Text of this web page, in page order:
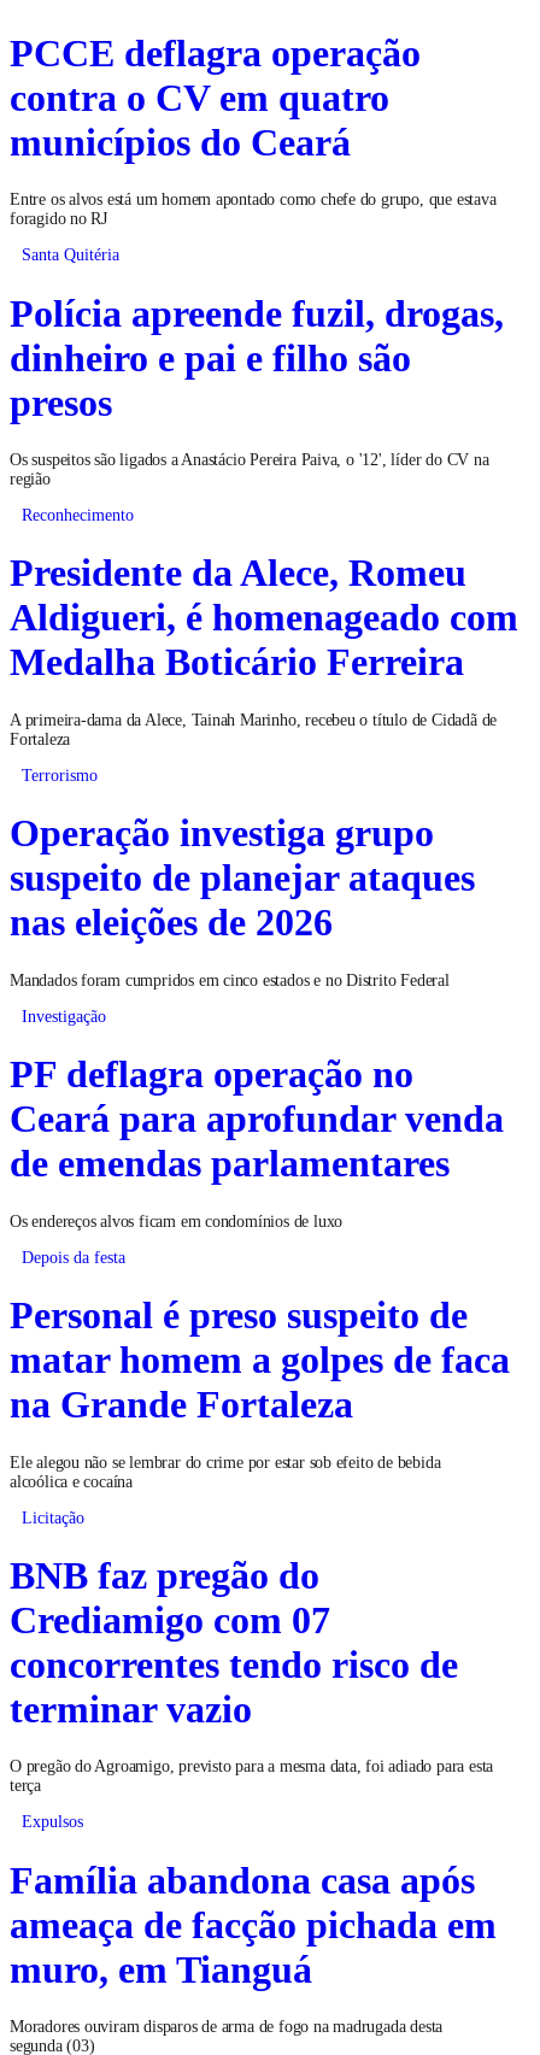
PCCE deflagra operação
contra o CV em quatro
municípios do Ceará
Entre os alvos está um homem apontado como chefe do grupo, que estava
foragido no RJ
Santa Quitéria
Polícia apreende fuzil, drogas,
dinheiro e pai e filho são
presos
Os suspeitos são ligados a Anastácio Pereira Paiva, o '12', líder do CV na
região
Reconhecimento
Presidente da Alece, Romeu
Aldigueri, é homenageado com
Medalha Boticário Ferreira
A primeira-dama da Alece, Tainah Marinho, recebeu o título de Cidadã de
Fortaleza
Terrorismo
Operação investiga grupo
suspeito de planejar ataques
nas eleições de 2026
Mandados foram cumpridos em cinco estados e no Distrito Federal
Investigação
PF deflagra operação no
Ceará para aprofundar venda
de emendas parlamentares
Os endereços alvos ficam em condomínios de luxo
Depois da festa
Personal é preso suspeito de
matar homem a golpes de faca
na Grande Fortaleza
Ele alegou não se lembrar do crime por estar sob efeito de bebida
alcoólica e cocaína
Licitação
BNB faz pregão do
Crediamigo com 07
concorrentes tendo risco de
terminar vazio
O pregão do Agroamigo, previsto para a mesma data, foi adiado para esta
terça
Expulsos
Família abandona casa após
ameaça de facção pichada em
muro, em Tianguá
Moradores ouviram disparos de arma de fogo na madrugada desta
segunda (03)